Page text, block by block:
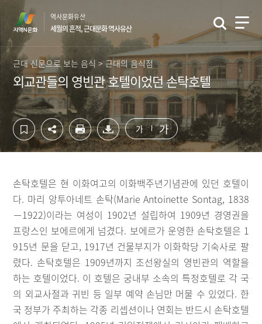
컨
영
역
기
하
역
바
역사문화유산
세월의 흔적, 근대문화 역사유산
근대 신문으로 보는 음식 > 근대의 음식점
외교관들의 영빈관 호텔이었던 손탁호텔
가 가
손탁호텔은 현 이화여고의 이화백주년기념관에 있던 호텔이
다. 마리 앙투아네트 손탁(Marie Antoinette Sontag, 1838
－1922)이라는 여성이 1902년 설립하여 1909년 경영권을
프랑스인 보에르에게 넘겼다. 보에르가 운영한 손탁호텔은 1
915년 문을 닫고, 1917년 건물부지가 이화학당 기숙사로 팔
렸다. 손탁호텔은 1909년까지 조선왕실의 영빈관의 역할을
하는 호텔이었다. 이 호텔은 궁내부 소속의 특정호텔로 각 국
의 외교사절과 귀빈 등 일부 예약 손님만 머물 수 있었다. 한
국 정부가 주최하는 각종 리셉션이나 연회는 반드시 손탁호텔